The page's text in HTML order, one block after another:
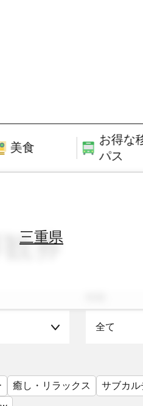
美食
お得な
パス
三重県
券
全て
癒し・リラックス
サブカル